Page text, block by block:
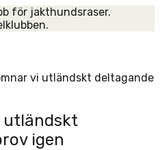
för jakthundsraser.
vi utländskt deltagande
utländskt
igen